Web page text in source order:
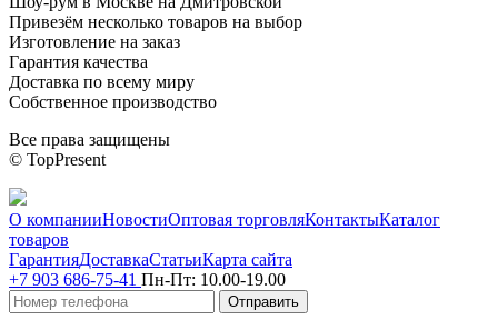
Привезём несколько товаров на выбор
Изготовление на заказ
Гарантия качества
Доставка по всему миру
Собственное производство
Все права защищены
© TopPresent
О компанииНовостиОптовая торговляКонтактыКаталог
товаров
ГарантияДоставкаСтатьиКарта сайта
+7 903 686-75-41 Пн-Пт: 10.00-19.00